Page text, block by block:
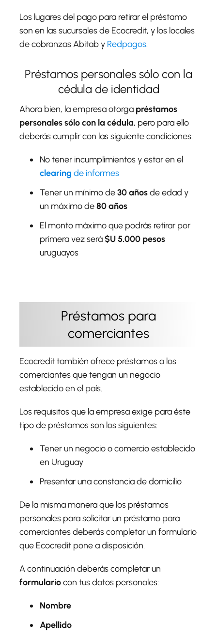
Los lugares del pago para retirar el préstamo
son en las sucursales de Ecocredit, y los locales
de cobranzas Abitab y Redpagos.
Préstamos personales sólo con la
cédula de identidad
Ahora bien, la empresa otorga préstamos
personales sólo con la cédula, pero para ello
deberás cumplir con las siguiente condiciones:
No tener incumplimientos y estar en el
clearing de informes
Tener un mínimo de30 añosde edad y
un máximo de80 años
El monto máximo que podrás retirar por
primera vez será$U 5.000 pesos
uruguayos
Préstamos para
comerciantes
Ecocredit también ofrece préstamos a los
comerciantes que tengan un negocio
establecido en el país.
Los requisitos que la empresa exige para éste
tipo de préstamos son los siguientes:
Tener un negocio o comercio establecido
en Uruguay
Presentar una constancia de domicilio
De la misma manera que los préstamos
personales para solicitar un préstamo para
comerciantes deberás completar un formulario
que Ecocredit pone a disposición.
A continuación deberás completar un
formulariocon tus datos personales:
Nombre
Apellido